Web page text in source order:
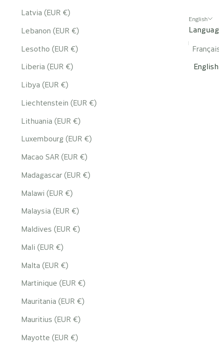
Latvia (EUR €)
Lebanon (EUR €)
Lesotho (EUR €)
Liberia (EUR €)
Libya (EUR €)
Liechtenstein (EUR €)
Lithuania (EUR €)
Luxembourg (EUR €)
Macao SAR (EUR €)
Madagascar (EUR €)
Malawi (EUR €)
Malaysia (EUR €)
Maldives (EUR €)
Mali (EUR €)
Malta (EUR €)
Martinique (EUR €)
Mauritania (EUR €)
Mauritius (EUR €)
Mayotte (EUR €)
English
English